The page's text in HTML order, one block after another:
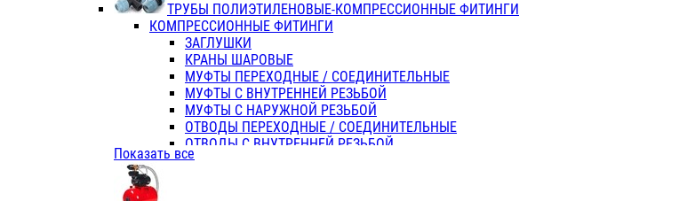
Отвертки
Хоз. инвентарь
ЭЛ. ИНСТРУМЕНТ OASIS
ТРУБЫ ПОЛИЭТИЛЕНОВЫЕ-КОМПРЕССИОННЫЕ ФИТИНГИ
КОМПРЕССИОННЫЕ ФИТИНГИ
ЗАГЛУШКИ
КРАНЫ ШАРОВЫЕ
МУФТЫ ПЕРЕХОДНЫЕ / СОЕДИНИТЕЛЬНЫЕ
МУФТЫ С ВНУТРЕННЕЙ РЕЗЬБОЙ
МУФТЫ С НАРУЖНОЙ РЕЗЬБОЙ
ОТВОДЫ ПЕРЕХОДНЫЕ / СОЕДИНИТЕЛЬНЫЕ
ОТВОДЫ С ВНУТРЕННЕЙ РЕЗЬБОЙ
ОТВОДЫ С НАРУЖНОЙ РЕЗЬБОЙ
Показать все